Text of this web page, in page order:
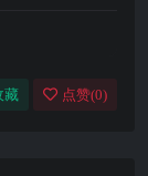
藏 点赞(0)